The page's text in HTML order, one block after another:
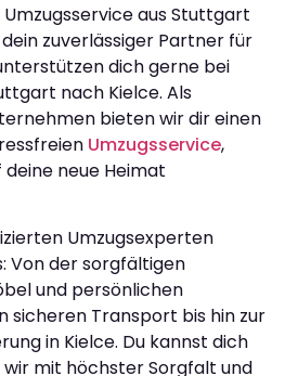
aus Stuttgart
zuverlässiger Partner für
dich gerne bei
nach Kielce. Als
bieten wir dir einen
Umzugsservice,
neue Heimat
Umzugsexperten
Von der sorgfältigen
und persönlichen
sicheren Transport bis hin zur
in Kielce. Du kannst dich
wir mit höchster Sorgfalt und